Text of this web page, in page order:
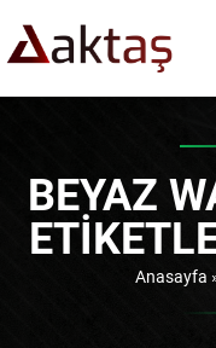
BEYAZ
Anasayfa